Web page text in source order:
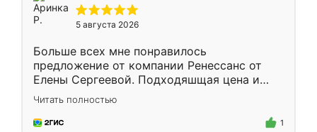
5 августа 2026
Больше всех мне понравилось
предложение от компании Ренессанс от
Елены Сергеевой. Подходяшщая цена и
короткие сроки изготовления. Приехавший
для замера сотрудник Владислав
предложил по моему эскизу самый
Читать полностью
1